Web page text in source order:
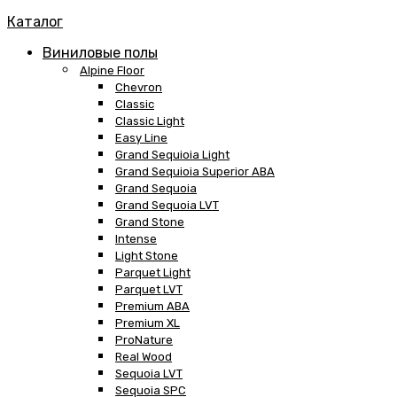
Каталог
Виниловые полы
Alpine Floor
Chevron
Classic
Classic Light
Easy Line
Grand Sequioia Light
Grand Sequioia Superior ABA
Grand Sequoia
Grand Sequoia LVT
Grand Stone
Intense
Light Stone
Parquet Light
Parquet LVT
Premium ABA
Premium XL
ProNature
Real Wood
Sequoia LVT
Sequoia SPC